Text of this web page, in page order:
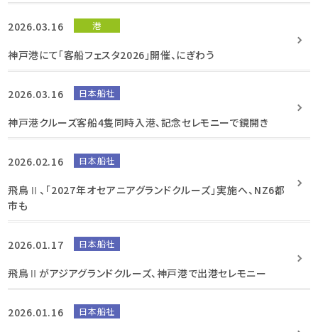
2026.03.16 港
神戸港にて「客船フェスタ2026」開催、にぎわう
2026.03.16 日本船社
神戸港クルーズ客船4隻同時入港、記念セレモニーで鏡開き
2026.02.16 日本船社
飛鳥Ⅱ、「2027年オセアニアグランドクルーズ」実施へ、NZ6都
市も
2026.01.17 日本船社
飛鳥Ⅱがアジアグランドクルーズ、神戸港で出港セレモニー
2026.01.16 日本船社